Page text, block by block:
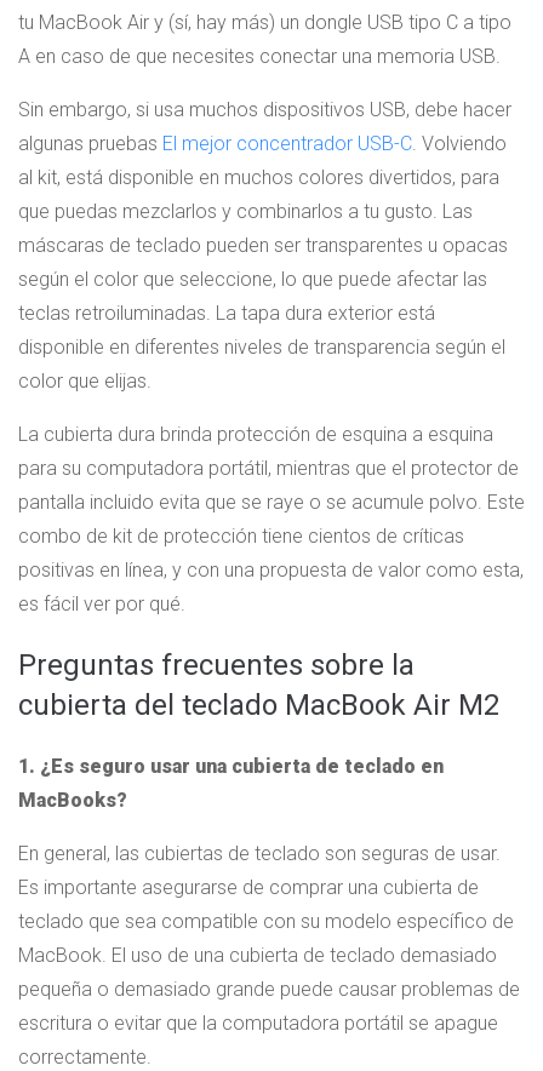
tu MacBook Air y (sí, hay más) un dongle USB tipo C a tipo
A en caso de que necesites conectar una memoria USB.
Sin embargo, si usa muchos dispositivos USB, debe hacer
algunas pruebas El mejor concentrador USB-C. Volviendo
al kit, está disponible en muchos colores divertidos, para
que puedas mezclarlos y combinarlos a tu gusto. Las
máscaras de teclado pueden ser transparentes u opacas
según el color que seleccione, lo que puede afectar las
teclas retroiluminadas. La tapa dura exterior está
disponible en diferentes niveles de transparencia según el
color que elijas.
La cubierta dura brinda protección de esquina a esquina
para su computadora portátil, mientras que el protector de
pantalla incluido evita que se raye o se acumule polvo. Este
combo de kit de protección tiene cientos de críticas
positivas en línea, y con una propuesta de valor como esta,
es fácil ver por qué.
Preguntas frecuentes sobre la
cubierta del teclado MacBook Air M2
1. ¿Es seguro usar una cubierta de teclado en
MacBooks?
En general, las cubiertas de teclado son seguras de usar.
Es importante asegurarse de comprar una cubierta de
teclado que sea compatible con su modelo específico de
MacBook. El uso de una cubierta de teclado demasiado
pequeña o demasiado grande puede causar problemas de
escritura o evitar que la computadora portátil se apague
correctamente.